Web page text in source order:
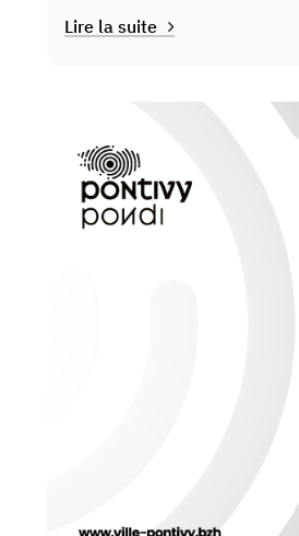
Lire la suite